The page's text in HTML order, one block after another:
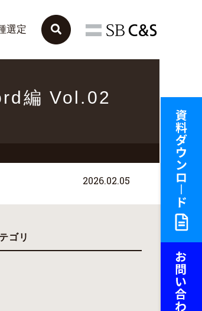
選定
編 Vol.02
2026.02.05
ゴリ